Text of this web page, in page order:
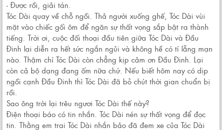
- Được rồi, giải tán.
Tóc Dài quay về chỗ ngồi. Thả người xuống ghế, Tóc Dài vùi
mặt vào chiếc gối ôm để ngăn sự thất vọng sắp bật ra thành
tiếng. Trời ơi, cuộc đối thoại đầu tiên giữa Tóc Dài và Đầu
Đinh lại diễn ra hết sức ngắn ngủi và không hề có tí lẵng mạn
nào. Thậm chí Tóc Dài còn chẳng kịp cảm ơn Đầu Đinh. Lại
còn cả bộ dạng đang ốm nữa chứ. Nếu biết hôm nay có dịp
ngồi cạnh Đầu Đinh thì Tóc Dài đã bỏ chút thời gian chuẩn bị
rồi.
Sao ông trời lại trêu ngươi Tóc Dài thế này?
Điện thoại báo có tin nhắn. Tóc Dài nén sự thất vọng để đọc
tin. Thằng em trai Tóc Dài nhắn bảo đã đem xe của Tóc Dài